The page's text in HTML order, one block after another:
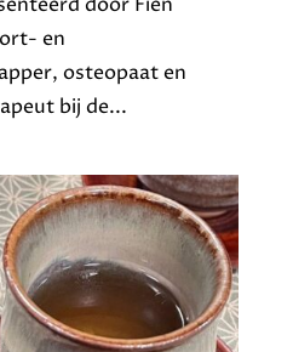
en
osteopaat en
bij de...